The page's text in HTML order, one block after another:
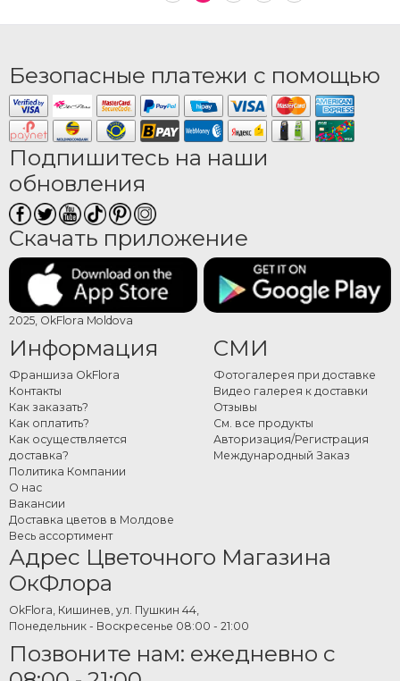
Безопасные платежи с помощью
Подпишитесь на наши
обновления
Скачать приложение
2025, OkFlora Moldova
Информация
Франшиза OkFlora
Контакты
Как заказать?
Как оплатить?
Как осуществляется
доставка?
Политика Компании
О нас
Вакансии
Доставка цветов в Молдове
Весь ассортимент
СМИ
Фотогалерея при доставке
Видео галерея к доставки
Отзывы
См. все продукты
Авторизация/Регистрация
Международный Заказ
Адрес Цветочного Магазина
ОкФлора
OkFlora, Кишинев, ул. Пушкин 44,
Понедельник - Воскресенье 08:00 - 21:00
Позвоните нам: ежедневно с